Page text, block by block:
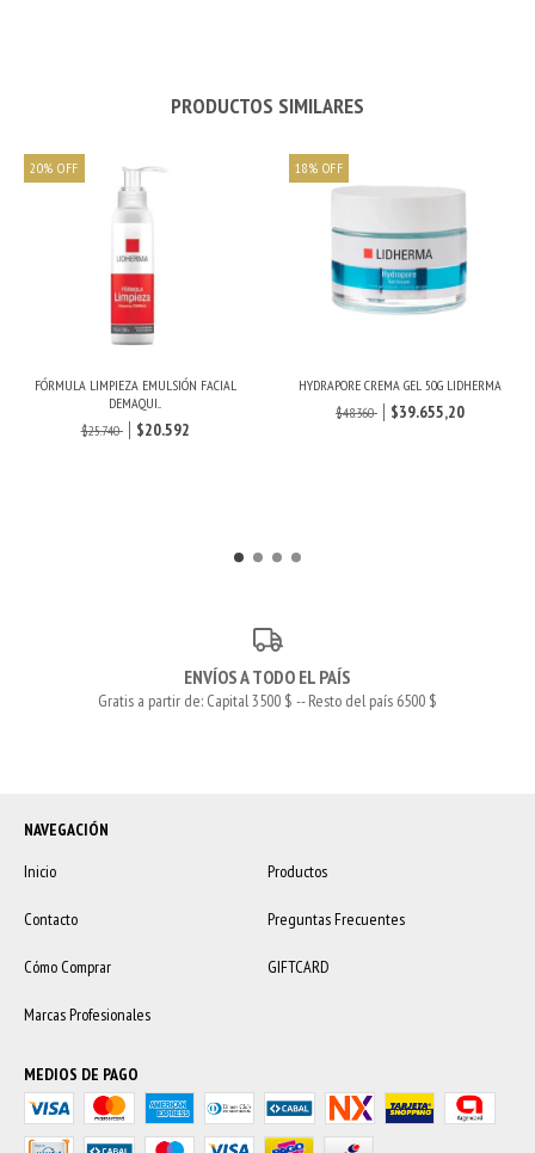
PRODUCTOS SIMILARES
20% OFF
FÓRMULA LIMPIEZA EMULSIÓN FACIAL
DEMAQUI...
$25.740
$20.592
18% OFF
HYDRAPORE CREMA GEL 50G LIDHERMA
$48.360
$39.655,20
ENVÍOS A TODO EL PAÍS
Gratis a partir de: Capital 3500 $ -- Resto del país 6500 $
NAVEGACIÓN
Inicio
Productos
Contacto Preguntas Frecuentes
Cómo Comprar GIFTCARD
Marcas Profesionales
MEDIOS DE PAGO